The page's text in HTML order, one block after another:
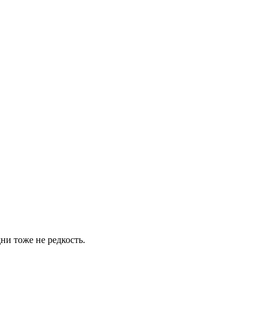
тоже не редкость.